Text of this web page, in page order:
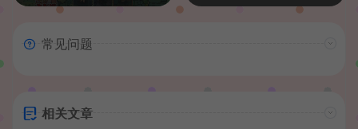
常见问题
相关文章